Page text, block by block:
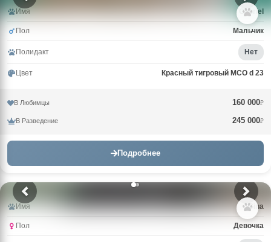
Имя Gabriel
Пол Мальчик
Полидакт Нет
Цвет Красный тигровый MCO d 23
В Любимцы 160 000₽
В Разведение 245 000₽
Подробнее
Имя Gina
Пол Девочка